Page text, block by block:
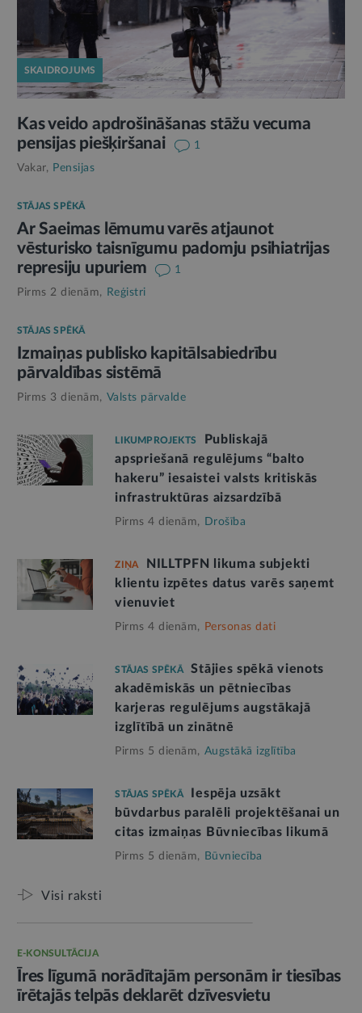
SKAIDROJUMS
Kas veido apdrošināšanas stāžu vecuma
pensijas piešķiršanai
1
Vakar, Pensijas
STĀJAS SPĒKĀ
Ar Saeimas lēmumu varēs atjaunot
vēsturisko taisnīgumu padomju psihiatrijas
represiju upuriem
1
Pirms 2 dienām, Reģistri
STĀJAS SPĒKĀ
Izmaiņas publisko kapitālsabiedrību
pārvaldības sistēmā
Pirms 3 dienām, Valsts pārvalde
LIKUMPROJEKTS
Publiskajā
apspriešanā regulējums “balto
hakeru” iesaistei valsts kritiskās
infrastruktūras aizsardzībā
Pirms 4 dienām, Drošība
ZIŅA
NILLTPFN likuma subjekti
klientu izpētes datus varēs saņemt
vienuviet
Pirms 4 dienām, Personas dati
STĀJAS SPĒKĀ
Stājies spēkā vienots
akadēmiskās un pētniecības
karjeras regulējums augstākajā
izglītībā un zinātnē
Pirms 5 dienām, Augstākā izglītība
STĀJAS SPĒKĀ
Iespēja uzsākt
būvdarbus paralēli projektēšanai un
citas izmaiņas Būvniecības likumā
Pirms 5 dienām, Būvniecība
Visi raksti
E-KONSULTĀCIJA
Īres līgumā norādītajām personām ir tiesības
īrētajās telpās deklarēt dzīvesvietu